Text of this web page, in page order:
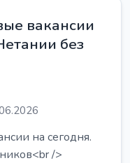
вакансии
без
на сегодня.
/>